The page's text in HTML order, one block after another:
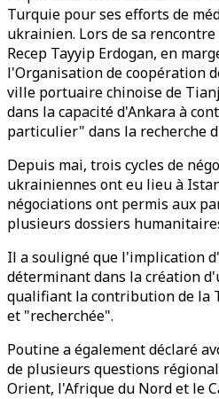
Turquie pour ses efforts de
ukrainien. Lors de sa
Recep Tayyip Erdogan, en
l'Organisation de coopération
ville portuaire chinoise de
dans la capacité d'Ankara à
particulier" dans la recherche
Depuis mai, trois cycles de
ukrainiennes ont eu lieu à
négociations ont permis aux
plusieurs dossiers
Il a souligné que l'implication
déterminant dans la création
qualifiant la contribution de la
et "recherchée".
Poutine a également déclaré
de plusieurs questions
Orient, l'Afrique du Nord et le